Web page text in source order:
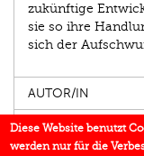
zukünftige
sie so ihre
sich der
AUTOR/IN
EINBLICK
Diese Website benutzt
werden nur für die